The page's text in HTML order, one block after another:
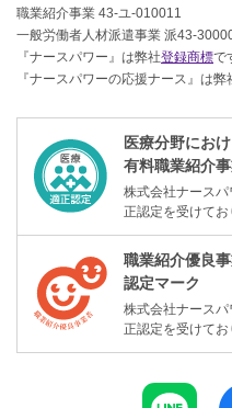
職業紹介事業 43-ユ-010011
一般労働者人材派遣事業 派43-
『ナースパワー』は弊社登録商標で
『ナースパワーの応援ナース』は弊
医療分野にお
有料職業紹介
株式会社ナース
正認定を受けてお
職業紹介優良
認定マーク
株式会社ナース
正認定を受けてお